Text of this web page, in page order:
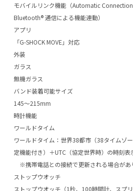
モバイルリンク機能（Automatic
Bluetooth® 通信による機能連動）
アプリ
「G-SHOCK MOVE」対応
外装
ガラス
無機ガラス
バンド装着可能サイズ
145～215mm
時計機能
ワールドタイム
ワールドタイム：世界38都市（38タイムゾ
定機能付き）＋UTC（協定世界時）の時刻表
※携帯電話との接続で更新される場合があ
ストップウオッチ
ストップウオッチ（1秒、100時間計、スプリ